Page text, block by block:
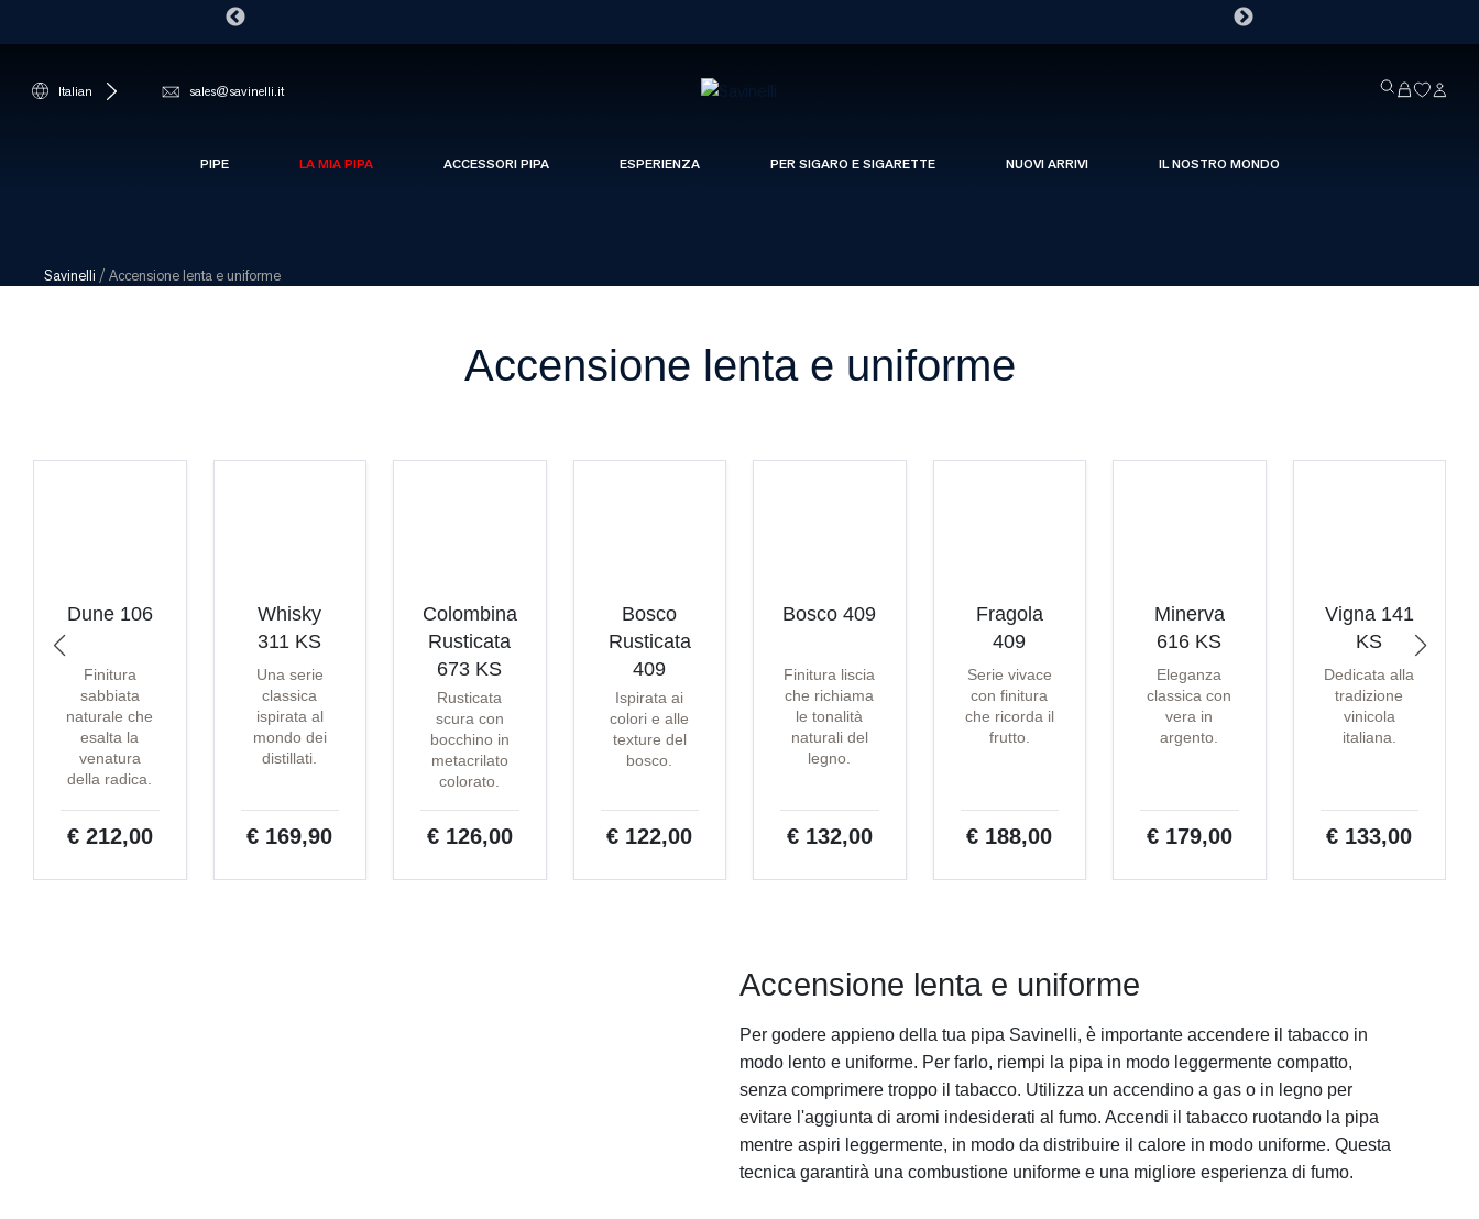
Italian sales@savinelli.it
PIPE LA MIA PIPA ACCESSORI PIPA ESPERIENZA PER SIGARO E SIGARETTE NUOVI ARRIVI IL NOSTRO MONDO
Savinelli / Accensione lenta e uniforme
Accensione lenta e uniforme
Dune 106
Finitura
sabbiata
naturale che
esalta la
venatura
della radica.
€ 212,00
Whisky
311 KS
Una serie
classica
ispirata al
mondo dei
distillati.
€ 169,90
Colombina
Rusticata
673 KS
Rusticata
scura con
bocchino in
metacrilato
colorato.
€ 126,00
Bosco
Rusticata
409
Ispirata ai
colori e alle
texture del
bosco.
€ 122,00
Bosco 409
Finitura liscia
che richiama
le tonalità
naturali del
legno.
€ 132,00
Fragola
409
Serie vivace
con finitura
che ricorda il
frutto.
€ 188,00
Minerva
616 KS
Eleganza
classica con
vera in
argento.
€ 179,00
Vigna 141
KS
Dedicata alla
tradizione
vinicola
italiana.
€ 133,00
Accensione lenta e uniforme
Per godere appieno della tua pipa Savinelli, è importante accendere il tabacco in
modo lento e uniforme. Per farlo, riempi la pipa in modo leggermente compatto,
senza comprimere troppo il tabacco. Utilizza un accendino a gas o in legno per
evitare l'aggiunta di aromi indesiderati al fumo. Accendi il tabacco ruotando la pipa
mentre aspiri leggermente, in modo da distribuire il calore in modo uniforme. Questa
tecnica garantirà una combustione uniforme e una migliore esperienza di fumo.